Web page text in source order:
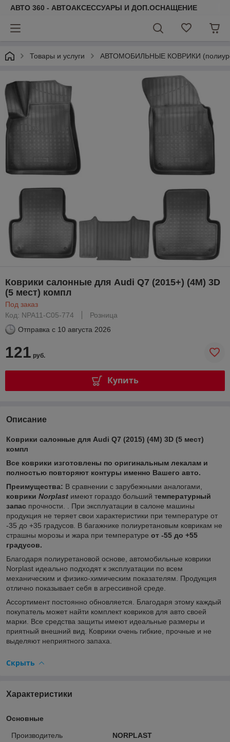
АВТО 360 - АВТОАКСЕССУАРЫ И ДОП.ОСНАЩЕНИЕ
Товары и услуги АВТОМОБИЛЬНЫЕ КОВРИКИ
Коврики салонные для Audi Q7 (2015+) (4M) 3D
(5 мест) компл
Под заказ
Код: NPA11-C05-774
Розница
Отправка с 10 августа 2026
121 руб.
Купить
Описание
Коврики салонные для Audi Q7 (2015) (4M) 3D (5 мест)
компл
Все коврики изготовлены по оригинальным лекалам и
полностью повторяют контуры именно Вашего авто.
Преимущества: В сравнении с зарубежными аналогами,
коврики Norplast имеют гораздо больший температурный
запас прочности. . При эксплуатации в салоне машины
продукция не теряет свои характеристики при температуре от
-35 до +35 градусов. В багажнике полиуретановым коврикам не
страшны морозы и жара при температуре от -55 до +55
градусов.
Благодаря полиуретановой основе, автомобильные коврики
Norplast идеально подходят к эксплуатации по всем
механическим и физико-химическим показателям. Продукция
отлично показывает себя в агрессивной среде.
Ассортимент постоянно обновляется. Благодаря этому каждый
покупатель может найти комплект ковриков для авто своей
марки. Все средства защиты имеют идеальные размеры и
приятный внешний вид. Коврики очень гибкие, прочные и не
выделяют неприятного запаха.
Скрыть
Характеристики
Основные
Производитель
NORPLAST